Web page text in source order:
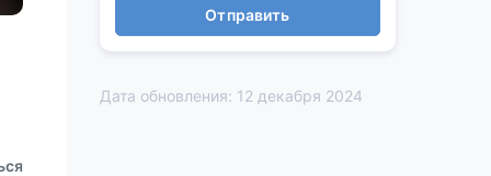
Отправить
Дата обновления: 12 декабря 2024